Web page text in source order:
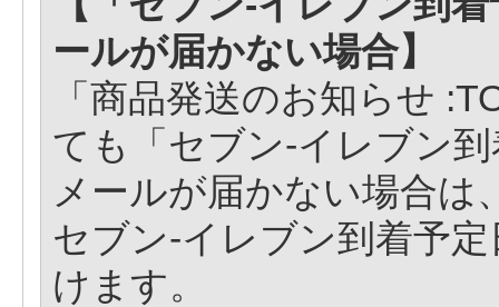
ールが届かない場合】
「商品発送のお知らせ
ても「セブン-イレブン
メールが届かない場合は
セブン-イレブン到着予
けます。